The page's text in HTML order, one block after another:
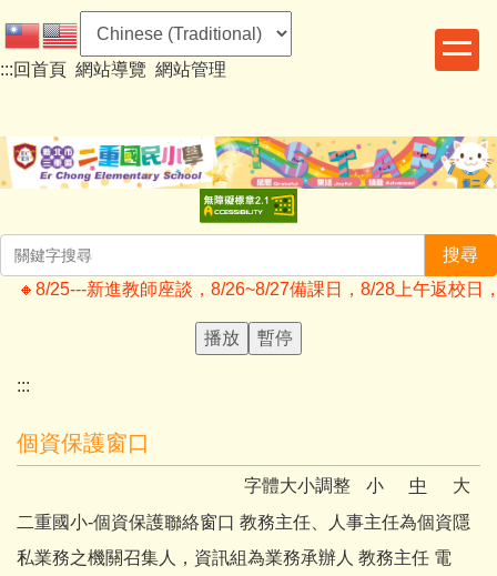
到
主
容
區
:::回首頁 網站導覽 網站管理
搜尋
🔸️8/25---新進教師座談，8/26~8/27備課日，8/28上午返校
播放 暫停
:::
個資保護窗口
字體大小調整 小 中
大
二重國小-個資保護聯絡窗口 教務主任、人事主任為個資隱
私業務之機關召集人，資訊組為業務承辦人 教務主任 電